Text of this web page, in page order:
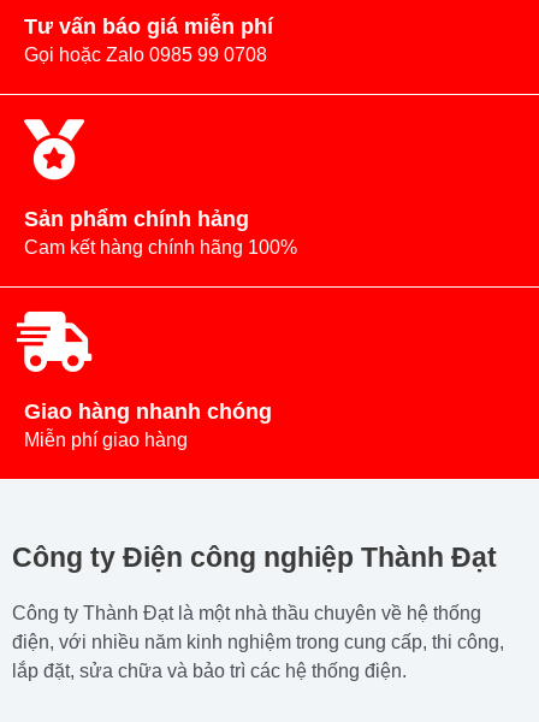
Tư vấn báo giá miễn phí
Gọi hoặc Zalo 0985 99 0708
Sản phẩm chính hảng
Cam kết hàng chính hãng 100%
Giao hàng nhanh chóng
Miễn phí giao hàng
Công ty Điện công nghiệp Thành Đạt
Công ty Thành Đạt là một nhà thầu chuyên về hệ thống
điện, với nhiều năm kinh nghiệm trong cung cấp, thi công,
lắp đặt, sửa chữa và bảo trì các hệ thống điện.